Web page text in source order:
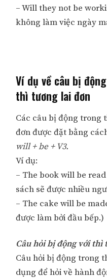
– Will they not be
không làm việc ngày
Ví dụ về câu bị
thì tương lai đơn
Các câu bị động trong
đơn được đặt bằng
will + be + V3.
Ví dụ:
– The book will be
sách sẽ được nhiều
– The cake will be
được làm bởi đầu bếp.)
Câu hỏi bị động với thì
Câu hỏi bị động trong
dụng để hỏi về hành